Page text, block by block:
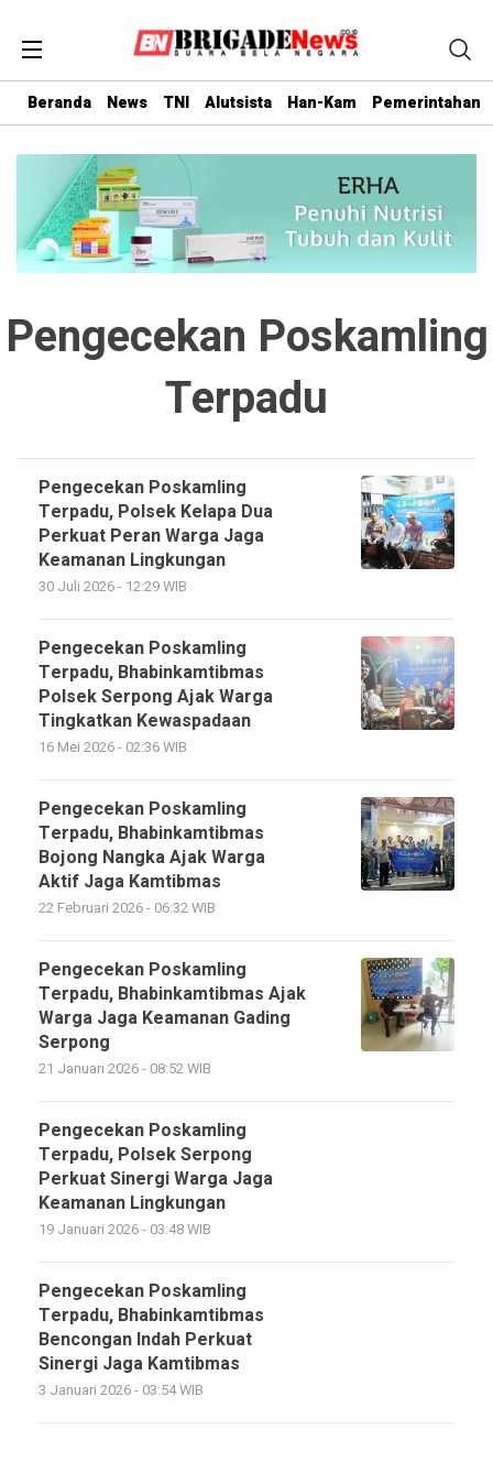
Beranda News TNI Alutsista Han-Kam Pemerintahan
Pengecekan Poskamling
Terpadu
Pengecekan Poskamling
Terpadu, Polsek Kelapa Dua
Perkuat Peran Warga Jaga
Keamanan Lingkungan
30 Juli 2026 - 12:29 WIB
Pengecekan Poskamling
Terpadu, Bhabinkamtibmas
Polsek Serpong Ajak Warga
Tingkatkan Kewaspadaan
16 Mei 2026 - 02:36 WIB
Pengecekan Poskamling
Terpadu, Bhabinkamtibmas
Bojong Nangka Ajak Warga
Aktif Jaga Kamtibmas
22 Februari 2026 - 06:32 WIB
Pengecekan Poskamling
Terpadu, Bhabinkamtibmas Ajak
Warga Jaga Keamanan Gading
Serpong
21 Januari 2026 - 08:52 WIB
Pengecekan Poskamling
Terpadu, Polsek Serpong
Perkuat Sinergi Warga Jaga
Keamanan Lingkungan
19 Januari 2026 - 03:48 WIB
Pengecekan Poskamling
Terpadu, Bhabinkamtibmas
Bencongan Indah Perkuat
Sinergi Jaga Kamtibmas
3 Januari 2026 - 03:54 WIB